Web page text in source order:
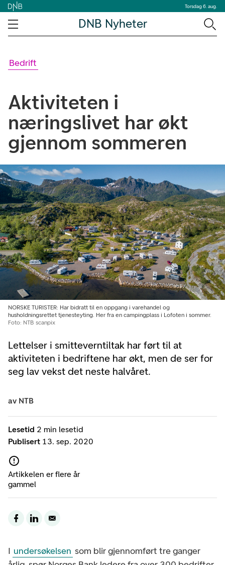
Torsdag 6. aug.
DNB Nyheter
Bedrift
Aktiviteten i
næringslivet har økt
gjennom sommeren
Lettelser i smitteverntiltak har ført til at
aktiviteten i bedriftene har økt, men de ser for
seg lav vekst det neste halvåret.
NORSKE TURISTER: Har bidratt til en oppgang i varehandel og
husholdningsrettet tjenesteyting. Her fra en campingplass i Lofoten i sommer.
Foto: NTB scanpix
Lesetid 2 min lesetid
Publisert 13. sep. 2020
Artikkelen er flere år
gammel
av NTB
I undersøkelsen som blir gjennomført tre ganger